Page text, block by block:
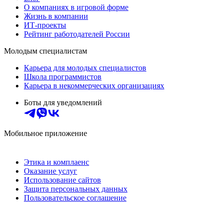
О компаниях в игровой форме
Жизнь в компании
ИТ-проекты
Рейтинг работодателей России
Молодым специалистам
Карьера для молодых специалистов
Школа программистов
Карьера в некоммерческих организациях
Боты для уведомлений
Мобильное приложение
Этика и комплаенс
Оказание услуг
Использование сайтов
Защита персональных данных
Пользовательское соглашение